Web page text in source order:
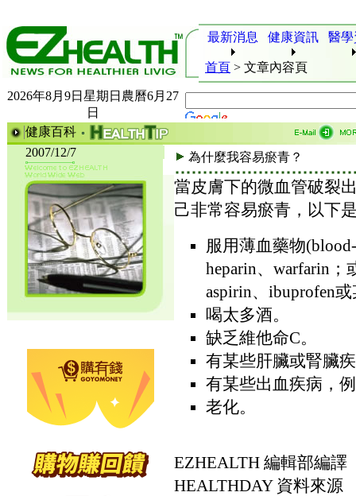
最新消息 健康資訊 醫
首頁 > 文章內容頁
2026年8月9日星期日農曆6月27
日
健康百科
2007/12/7
為什麼我容易瘀青？
當皮膚下的微血管破裂
己非常容易瘀青，以下
服用薄血藥物
heparin、warfarin
aspirin、ibuprofen
喝太多酒。
缺乏維他命C。
有某些肝臟或腎臟
有某些出血疾病，
老化。
EZHEALTH 編輯部編譯
HEALTHDAY 資料來源